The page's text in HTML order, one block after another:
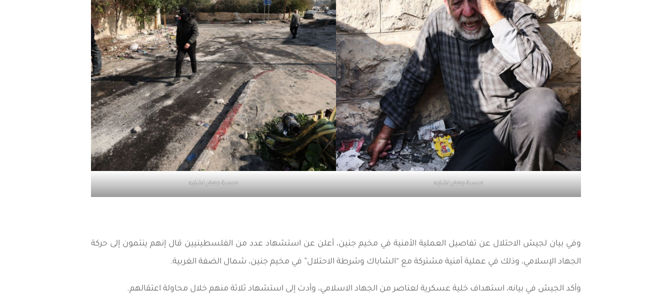
عدسة جعفر اشتيه عدسة جعفر اشتيه
وفي بيان لجيش الاحتلال عن تفاصيل العملية الأمنية في مخيم جنين، أعلن عن استشهاد عدد من الفلسطينيين قال إنهم ينتمون إلى حركة
الجهاد الإسلامي، وذلك في عملية أمنية مشتركة مع “الشاباك وشرطة الاحتلال” في مخيم جنين، شمال الضفة الغربية.
وأكد الجيش في بيانه، استهداف خلية عسكرية لعناصر من الجهاد الاسلامي، وأدت إلى استشهاد ثلاثة منهم خلال محاولة اعتقالهم.